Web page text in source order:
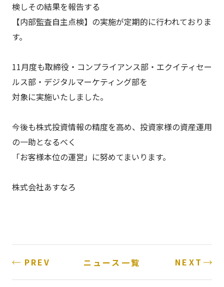
検しその結果を報告する
【内部監査自主点検】の実施が定期的に行われておりま
す。
11月度も取締役・コンプライアンス部・エクイティセー
ルス部・デジタルマーケティング部を
対象に実施いたしました。
今後も株式投資情報の精度を高め、投資家様の資産運用
の一助となるべく
「お客様本位の運営」に努めてまいります。
株式会社あすなろ
PREV NEXT
ニュース一覧